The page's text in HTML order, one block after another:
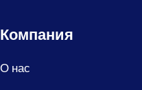
Компания
О нас